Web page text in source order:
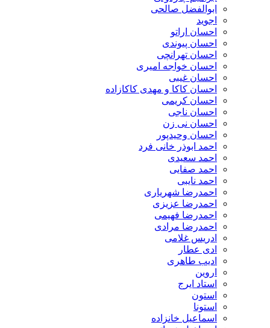
ابوالفضل صالحی
اجوید
احسان اراتو
احسان پیوندی
احسان تهرانچی
احسان خواجه امیری
احسان غیبی
احسان کاکا و مهدی کاکازاده
احسان کریمی
احسان ناجی
احسان نی زن
احسان وحیدپور
احمد ابوذر خانی فرد
احمد سعیدی
احمد صفایی
احمد نایبی
احمدرضا شهریاری
احمدرضا عزیزی
احمدرضا فهیمی
احمدرضا مرادی
ادریس غلامی
ادی عطار
ادیب طاهری
اروین
استاد ایرج
استون
استونا
اسماعیل خانزاده